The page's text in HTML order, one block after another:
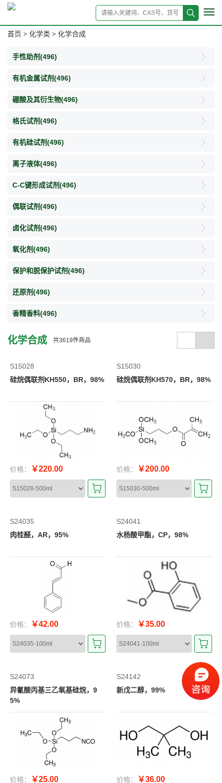
首页 > 化学类 > 化学合成
手性助剂(496)
有机金属试剂(496)
硼酸及其衍生物(496)
格氏试剂(496)
有机硅试剂(496)
离子液体(496)
C-C键形成试剂(496)
偶联试剂(496)
卤化试剂(496)
氧化剂(496)
保护和脱保护试剂(496)
还原剂(496)
香精香料(496)
化学合成 共3619件商品
S15028
硅烷偶联剂KH550，BR，98%
价格： ￥220.00
S15030
硅烷偶联剂KH570，BR，98%
价格： ￥200.00
S24035
肉桂醛，AR，95%
价格： ￥42.00
S24041
水杨酸甲酯，CP，98%
价格： ￥35.00
S24073
异氰酸丙基三乙氧基硅烷，9
5%
价格： ￥25.00
S24142
新戊二醇，99%
价格： ￥36.00